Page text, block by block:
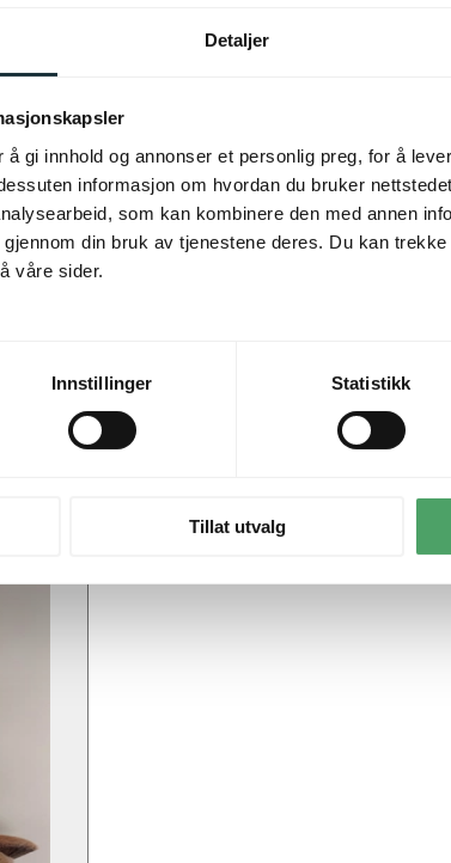
Detaljer
gi innhold og annonser et personlig preg, for å
informasjon om hvordan du bruker
som kan kombinere den med annen
din bruk av tjenestene deres. Du kan
våre sider.
Innstillinger Statistikk
Tillat utvalg